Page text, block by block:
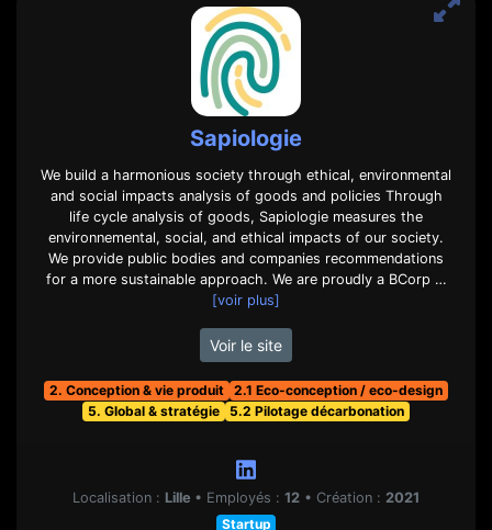
Sapiologie
We build a harmonious society through ethical, environmental
and social impacts analysis of goods and policies Through
life cycle analysis of goods, Sapiologie measures the
environnemental, social, and ethical impacts of our society.
We provide public bodies and companies recommendations
for a more sustainable approach. We are proudly a BCorp …
[voir plus]
Voir le site
2. Conception & vie produit
2.1 Eco-conception / eco-design
5. Global & stratégie
5.2 Pilotage décarbonation
Localisation : Lille • Employés : 12 • Création : 2021
Startup